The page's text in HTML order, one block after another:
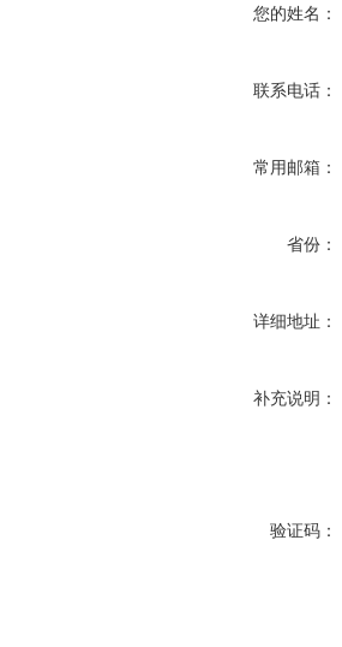
您的姓名：
联系电话：
常用邮箱：
省份：
详细地址：
补充说明：
验证码：